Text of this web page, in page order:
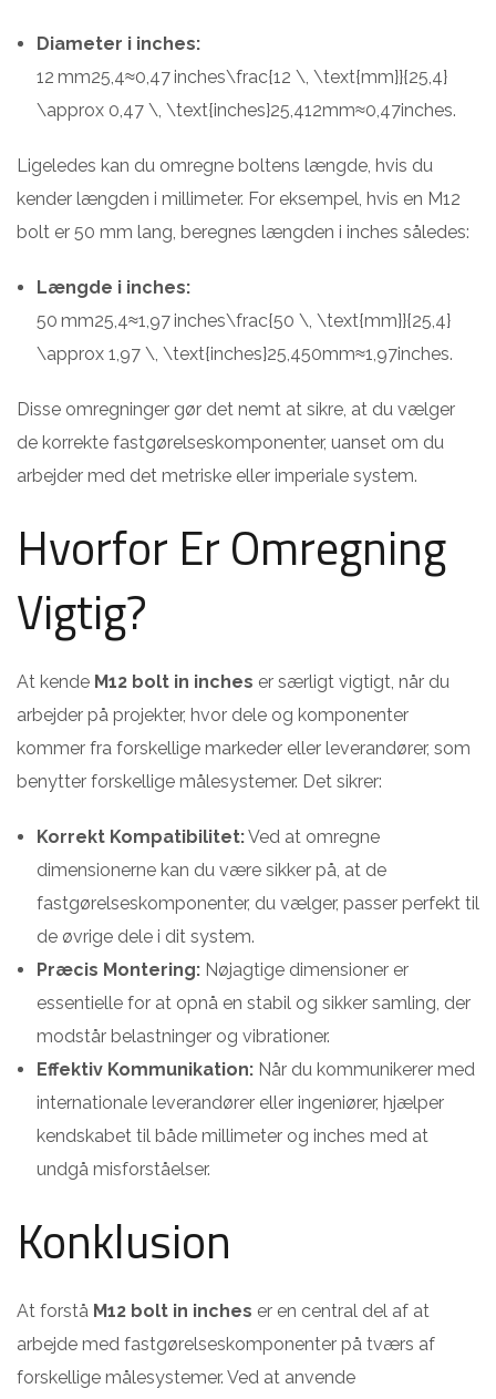
Diameter i inches:
12 mm25,4≈0,47 inches\frac{12 \, \text{mm}}{25,4}
\approx 0,47 \, \text{inches}25,412mm​≈0,47inches.
Ligeledes kan du omregne boltens længde, hvis du
kender længden i millimeter. For eksempel, hvis en M12
bolt er 50 mm lang, beregnes længden i inches således:
Længde i inches:
50 mm25,4≈1,97 inches\frac{50 \, \text{mm}}{25,4}
\approx 1,97 \, \text{inches}25,450mm​≈1,97inches.
Disse omregninger gør det nemt at sikre, at du vælger
de korrekte fastgørelseskomponenter, uanset om du
arbejder med det metriske eller imperiale system.
Hvorfor Er Omregning
Vigtig?
At kende M12 bolt in inches er særligt vigtigt, når du
arbejder på projekter, hvor dele og komponenter
kommer fra forskellige markeder eller leverandører, som
benytter forskellige målesystemer. Det sikrer:
Korrekt Kompatibilitet:Ved at omregne
dimensionerne kan du være sikker på, at de
fastgørelseskomponenter, du vælger, passer perfekt til
de øvrige dele i dit system.
Præcis Montering: Nøjagtige dimensioner er
essentielle for at opnå en stabil og sikker samling, der
modstår belastninger og vibrationer.
Effektiv Kommunikation: Når du kommunikerer med
internationale leverandører eller ingeniører, hjælper
kendskabet til både millimeter og inches med at
undgå misforståelser.
Konklusion
At forstå M12 bolt in inches er en central del af at
arbejde med fastgørelseskomponenter på tværs af
forskellige målesystemer. Ved at anvende